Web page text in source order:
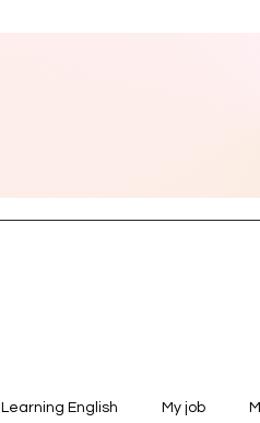
Learning English My job